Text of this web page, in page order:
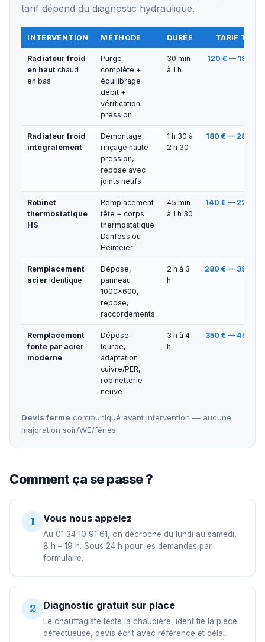
tarif dépend du diagnostic hydraulique.
INTERVENTION MÉTHODE DURÉE TARIF TTC
Radiateur froid
en haut chaud
en bas
Purge
complète +
équilibrage
débit +
vérification
pression
30 min
à 1 h
120 € — 180 €
Radiateur froid
intégralement
Démontage,
rinçage haute
pression,
repose avec
joints neufs
1 h 30 à
2 h 30
180 € — 280 €
Robinet
thermostatique
HS
Remplacement
tête + corps
thermostatique
Danfoss ou
Heimeier
45 min
à 1 h 30
140 € — 220 €
Remplacement
acier identique
Dépose,
panneau
1000×600,
repose,
raccordements
2 h à 3
h
280 € — 380 €
Remplacement
fonte par acier
moderne
Dépose
lourde,
adaptation
cuivre/PER,
robinetterie
neuve
3 h à 4
h
350 € — 450 €
Devis ferme communiqué avant intervention — aucune
majoration soir/WE/fériés.
Comment ça se passe ?
1 Vous nous appelez
Au 01 34 10 91 61, on décroche du lundi au samedi,
8 h – 19 h. Sous 24 h pour les demandes par
formulaire.
2 Diagnostic gratuit sur place
Le chauffagiste teste la chaudière, identifie la pièce
défectueuse, devis écrit avec référence et délai.